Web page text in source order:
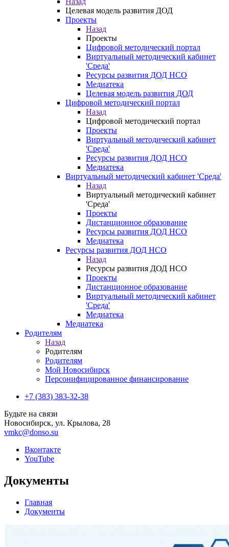
Целевая модель развития ДОД
Проекты
Назад
Проекты
Цифровой методический портал
Виртуальный методический кабинет
'Среда'
Ресурсы развития ДОД НСО
Медиатека
Целевая модель развития ДОД
Цифровой методический портал
Назад
Цифровой методический портал
Проекты
Виртуальный методический кабинет
'Среда'
Ресурсы развития ДОД НСО
Медиатека
Виртуальный методический кабинет 'Среда'
Назад
Виртуальный методический кабинет
'Среда'
Проекты
Дистанционное образование
Ресурсы развития ДОД НСО
Медиатека
Ресурсы развития ДОД НСО
Назад
Ресурсы развития ДОД НСО
Проекты
Дистанционное образование
Виртуальный методический кабинет
'Среда'
Медиатека
Медиатека
Родителям
Назад
Родителям
Родителям
Мой Новосибирск
Персонифицированное финансирование
+7 (383) 383-32-38
Будьте на связи
Новосибирск, ул. Крылова, 28
vmkc@donso.su
Вконтакте
YouTube
Документы
Главная
Документы